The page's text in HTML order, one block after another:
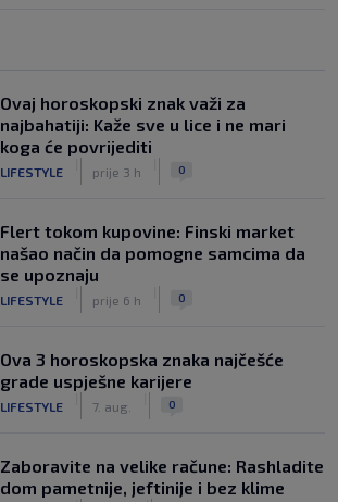
Ovaj horoskopski znak važi za
najbahatiji: Kaže sve u lice i ne mari
koga će povrijediti
LIFESTYLE prije 3 h 0
Flert tokom kupovine: Finski market
našao način da pomogne samcima da
se upoznaju
LIFESTYLE prije 6 h 0
Ova 3 horoskopska znaka najčešće
grade uspješne karijere
LIFESTYLE 7. aug. 0
Zaboravite na velike račune: Rashladite
dom pametnije, jeftinije i bez klime